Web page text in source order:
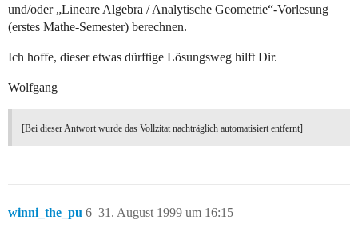
und/oder „Lineare Algebra / Analytische Geometrie“-Vorlesung
(erstes Mathe-Semester) berechnen.
Ich hoffe, dieser etwas dürftige Lösungsweg hilft Dir.
Wolfgang
[Bei dieser Antwort wurde das Vollzitat nachträglich automatisiert entfernt]
winni_the_pu 31. August 1999 um 16:15
6